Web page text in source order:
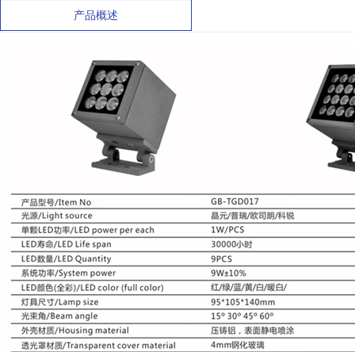
产品概述